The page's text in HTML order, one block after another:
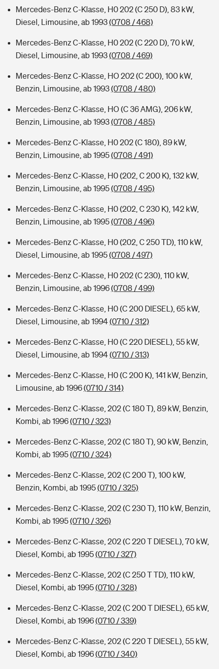
Mercedes-Benz C-Klasse, H0 202 (C 250 D), 83 kW,
Diesel, Limousine, ab 1993(0708 / 468)
Mercedes-Benz C-Klasse, H0 202 (C 220 D), 70 kW,
Diesel, Limousine, ab 1993(0708 / 469)
Mercedes-Benz C-Klasse, HO 202 (C 200), 100 kW,
Benzin, Limousine, ab 1993(0708 / 480)
Mercedes-Benz C-Klasse, HO (C 36 AMG), 206 kW,
Benzin, Limousine, ab 1993(0708 / 485)
Mercedes-Benz C-Klasse, H0 202 (C 180), 89 kW,
Benzin, Limousine, ab 1995(0708 / 491)
Mercedes-Benz C-Klasse, H0 (202, C 200 K), 132 kW,
Benzin, Limousine, ab 1995(0708 / 495)
Mercedes-Benz C-Klasse, H0 (202, C 230 K), 142 kW,
Benzin, Limousine, ab 1995(0708 / 496)
Mercedes-Benz C-Klasse, H0 (202, C 250 TD), 110 kW,
Diesel, Limousine, ab 1995(0708 / 497)
Mercedes-Benz C-Klasse, H0 202 (C 230), 110 kW,
Benzin, Limousine, ab 1996(0708 / 499)
Mercedes-Benz C-Klasse, H0 (C 200 DIESEL), 65 kW,
Diesel, Limousine, ab 1994(0710 / 312)
Mercedes-Benz C-Klasse, H0 (C 220 DIESEL), 55 kW,
Diesel, Limousine, ab 1994(0710 / 313)
Mercedes-Benz C-Klasse, H0 (C 200 K), 141 kW, Benzin,
Limousine, ab 1996(0710 / 314)
Mercedes-Benz C-Klasse, 202 (C 180 T), 89 kW, Benzin,
Kombi, ab 1996(0710 / 323)
Mercedes-Benz C-Klasse, 202 (C 180 T), 90 kW, Benzin,
Kombi, ab 1995(0710 / 324)
Mercedes-Benz C-Klasse, 202 (C 200 T), 100 kW,
Benzin, Kombi, ab 1995(0710 / 325)
Mercedes-Benz C-Klasse, 202 (C 230 T), 110 kW, Benzin,
Kombi, ab 1995(0710 / 326)
Mercedes-Benz C-Klasse, 202 (C 220 T DIESEL), 70 kW,
Diesel, Kombi, ab 1995(0710 / 327)
Mercedes-Benz C-Klasse, 202 (C 250 T TD), 110 kW,
Diesel, Kombi, ab 1995(0710 / 328)
Mercedes-Benz C-Klasse, 202 (C 200 T DIESEL), 65 kW,
Diesel, Kombi, ab 1996(0710 / 339)
Mercedes-Benz C-Klasse, 202 (C 220 T DIESEL), 55 kW,
Diesel, Kombi, ab 1996(0710 / 340)